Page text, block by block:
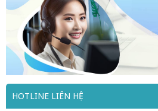
HOTLINE LIÊN HỆ